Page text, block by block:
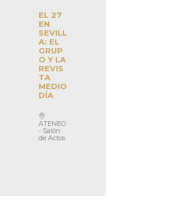
EL 27
EN
SEVILL
A: EL
GRUP
O Y LA
REVIS
TA
MEDIO
DÍA
ATENEO
- Salón
de Actos